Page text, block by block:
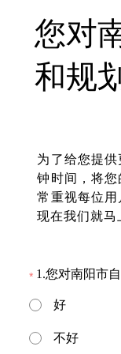
您对
和规
为了给您提
钟时间，将
常重视每位用
1.您对南阳市
好
不好